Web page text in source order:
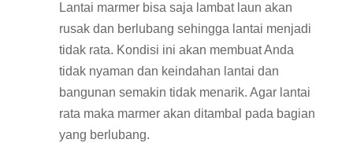
Lantai marmer bisa saja lambat laun akan
rusak dan berlubang sehingga lantai menjadi
tidak rata. Kondisi ini akan membuat Anda
tidak nyaman dan keindahan lantai dan
bangunan semakin tidak menarik. Agar lantai
rata maka marmer akan ditambal pada bagian
yang berlubang.